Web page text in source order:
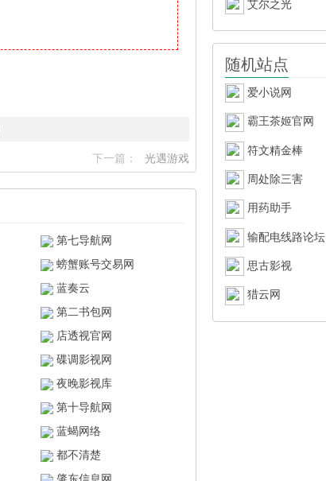
下一篇： 光遇游戏
第七导航网
螃蟹账号交易网
蓝奏云
第二书包网
店透视官网
碟调影视网
夜晚影视库
第十导航网
蓝蝎网络
都不清楚
随机站点
爱小说网
霸王茶姬官网
符文精金棒
周处除三害
用药助手
输配电线路论坛
思古影视
猎云网